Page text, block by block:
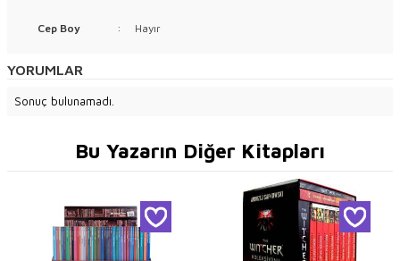
Cep Boy : Hayır
YORUMLAR
Sonuç bulunamadı.
Bu Yazarın Diğer Kitapları